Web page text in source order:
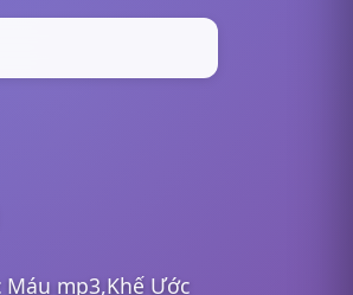
mp3,Khế Ước